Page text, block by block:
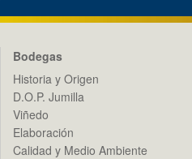
Bodegas
Historia y Origen
D.O.P. Jumilla
Viñedo
Elaboración
Calidad y Medio Ambiente